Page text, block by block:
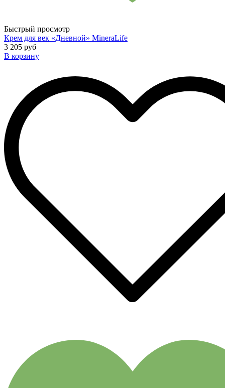
Быстрый просмотр
Крем для век «Дневной» MineraLife
3 205 руб
В корзину